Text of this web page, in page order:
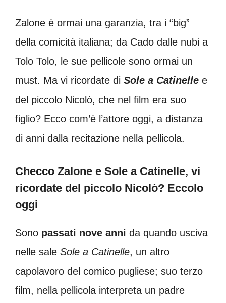
Zalone è ormai una garanzia, tra i “big”
della comicità italiana; da Cado dalle nubi a
Tolo Tolo, le sue pellicole sono ormai un
must. Ma vi ricordate di Sole a Catinelle e
del piccolo Nicolò, che nel film era suo
figlio? Ecco com’è l’attore oggi, a distanza
di anni dalla recitazione nella pellicola.
Checco Zalone e Sole a Catinelle, vi
ricordate del piccolo Nicolò? Eccolo
oggi
Sono passati nove anni da quando usciva
nelle sale Sole a Catinelle, un altro
capolavoro del comico pugliese; suo terzo
film, nella pellicola interpreta un padre